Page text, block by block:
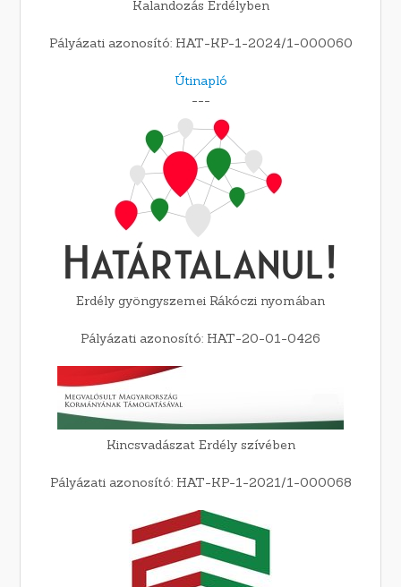
Kalandozás Erdélyben
Pályázati azonosító: HAT-KP-1-2024/1-000060
Útinapló
---
Erdély gyöngyszemei Rákóczi nyomában
Pályázati azonosító: HAT-20-01-0426
Kincsvadászat Erdély szívében
Pályázati azonosító: HAT-KP-1-2021/1-000068